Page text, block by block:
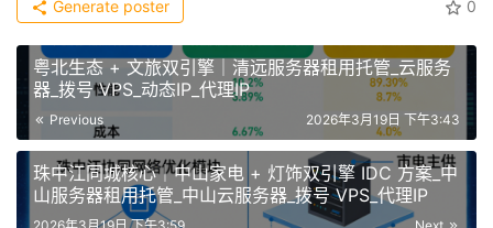
Like(0)
0
Generate poster
粤北生态 + 文旅双引擎｜清远服务器租用托管_云服务
器_拨号 VPS_动态IP_代理IP